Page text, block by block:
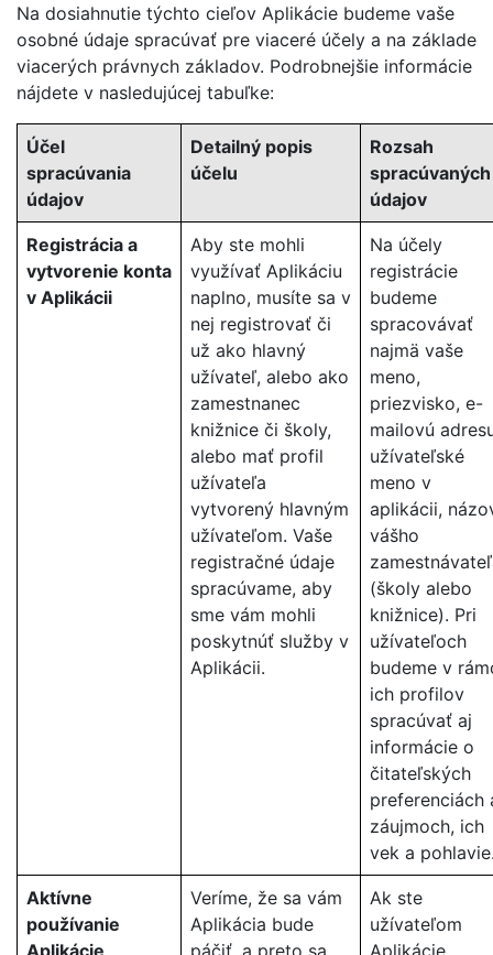
Na dosiahnutie týchto cieľov Aplikácie budeme vaše
osobné údaje spracúvať pre viaceré účely a na základe
viacerých právnych základov. Podrobnejšie informácie
nájdete v nasledujúcej tabuľke:
Účel
spracúvania
údajov
Detailný popis
účelu
Rozsah
spracúvaných
údajov
Registrácia a
vytvorenie konta
v Aplikácii
Aby ste mohli
využívať Aplikáciu
naplno, musíte sa v
nej registrovať či
už ako hlavný
užívateľ, alebo ako
zamestnanec
knižnice či školy,
alebo mať profil
užívateľa
vytvorený hlavným
užívateľom. Vaše
registračné údaje
spracúvame, aby
sme vám mohli
poskytnúť služby v
Aplikácii.
Na účely
registrácie
budeme
spracovávať
najmä vaše
meno,
priezvisko, e-
mailovú
užívateľské
meno v
aplikácii,
vášho
(školy alebo
knižnice). Pri
užívateľoch
budeme v
ich profilov
spracúvať aj
informácie o
čitateľských
preferenciách
záujmoch, ich
vek a
Aktívne
používanie
Aplikácie
Veríme, že sa vám
Aplikácia bude
páčiť, a preto sa
Ak ste
užívateľom
Aplikácie,